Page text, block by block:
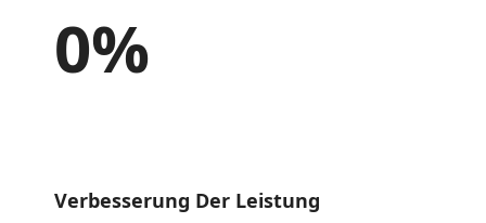
0%
Verbesserung Der Leistung